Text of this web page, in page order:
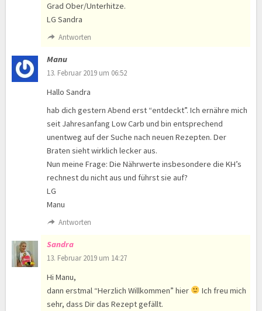
Grad Ober/Unterhitze.
LG Sandra
Antworten
Manu
13. Februar 2019 um 06:52
Hallo Sandra
hab dich gestern Abend erst “entdeckt”. Ich ernähre mich
seit Jahresanfang Low Carb und bin entsprechend
unentweg auf der Suche nach neuen Rezepten. Der
Braten sieht wirklich lecker aus.
Nun meine Frage: Die Nährwerte insbesondere die KH’s
rechnest du nicht aus und führst sie auf?
LG
Manu
Antworten
Sandra
13. Februar 2019 um 14:27
Hi Manu,
dann erstmal “Herzlich Willkommen” hier
Ich freu mich
sehr, dass Dir das Rezept gefällt.